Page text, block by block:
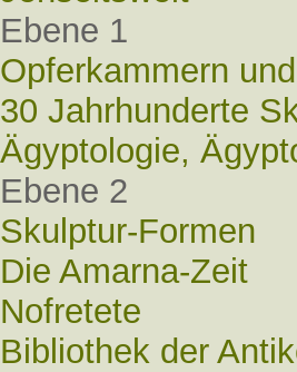
Ebene 1
Opferkammern
30 Jahrhunderte
Ägyptologie,
Ebene 2
Skulptur-Formen
Die Amarna-Zeit
Nofretete
Bibliothek der